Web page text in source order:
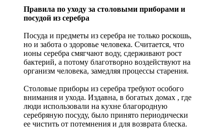
Правила по уходу за столовыми приборами и
посудой из серебра
Посуда и предметы из серебра не только роскошь,
но и забота о здоровье человека. Считается, что
ионы серебра смягчают воду, сдерживают рост
бактерий, а потому благотворно воздействуют на
организм человека, замедляя процессы старения.
Столовые приборы из серебра требуют особого
внимания и ухода. Издавна, в богатых домах , где
люди использовали на кухне благородную
серебряную посуду, было принято периодически
ее чистить от потемнения и для возврата блеска.